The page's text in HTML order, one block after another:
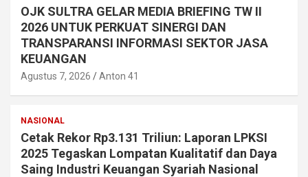
OJK SULTRA GELAR MEDIA BRIEFING TW II
2026 UNTUK PERKUAT SINERGI DAN
TRANSPARANSI INFORMASI SEKTOR JASA
KEUANGAN
Agustus 7, 2026 Anton 41
NASIONAL
Cetak Rekor Rp3.131 Triliun: Laporan LPKSI
2025 Tegaskan Lompatan Kualitatif dan Daya
Saing Industri Keuangan Syariah Nasional